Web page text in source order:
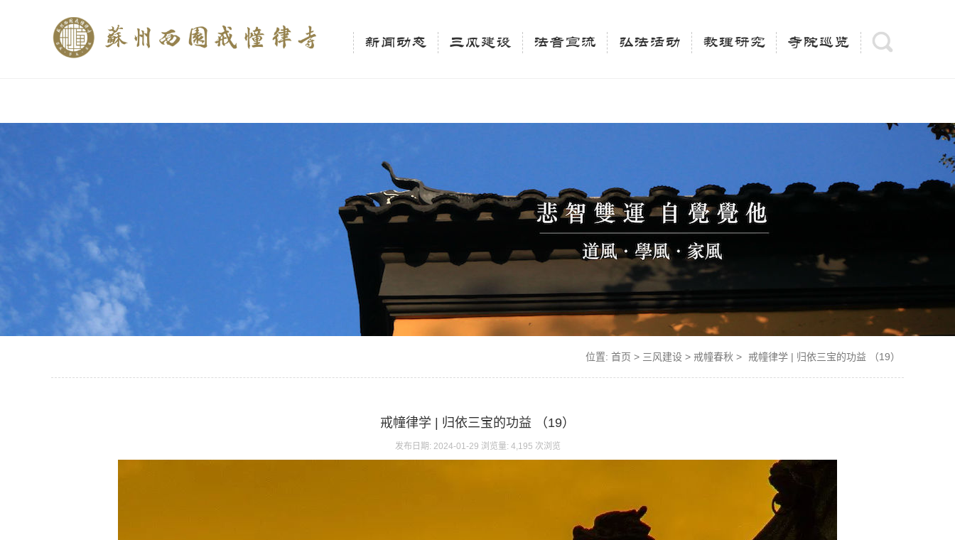
$description = category_description(); } elseif (is_tag()){ $keywords = single_tag_title('', false); $description = tag_description(); } $keywords = trim(strip_tags($keywords)); $description =
trim(strip_tags($description)); ?>
新闻动态 三风建设 法音宣流 弘法活动 教理研究 寺院巡览
位置: 首页 > 三风建设 > 戒幢春秋 > 戒幢律学 | 归依三宝的功益 （19）
戒幢律学 | 归依三宝的功益 （19）
发布日期: 2024-01-29 浏览量: 4,195 次浏览